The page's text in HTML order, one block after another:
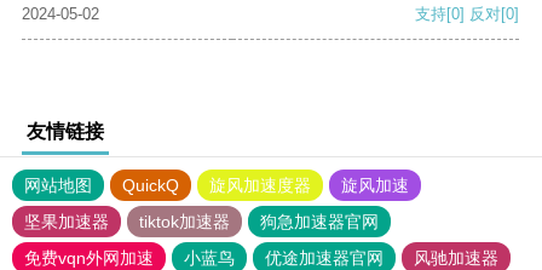
2024-05-02 支持[0] 反对[0]
友情链接
网站地图 QuickQ 旋风加速度器
旋风加速
坚果加速器
tiktok加速器
狗急加速器官网
免费vqn外网加速
小蓝鸟 优途加速器官网
风驰加速器